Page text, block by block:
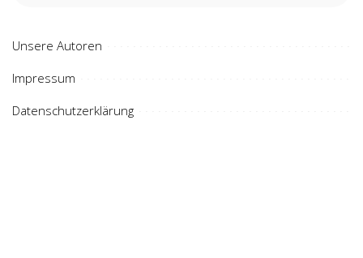
Unsere Autoren
Impressum
Datenschutzerklärung